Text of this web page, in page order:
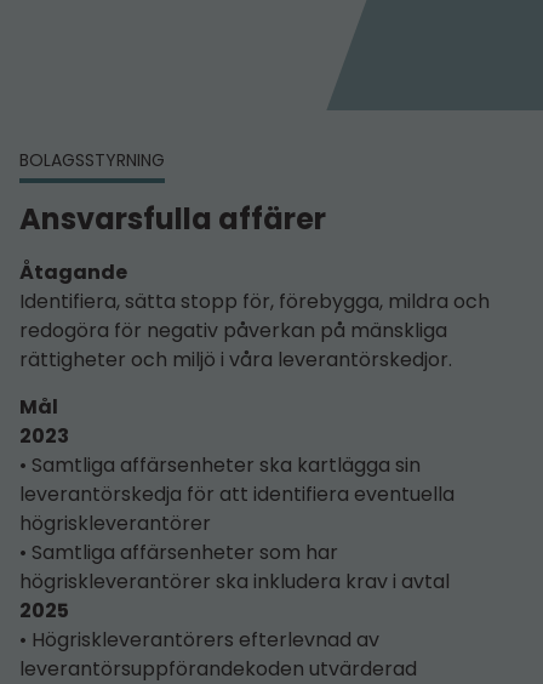
BOLAGSSTYRNING
Ansvarsfulla affärer
Åtagande
Identifiera, sätta stopp för, förebygga, mildra och
redo­göra för negativ påverkan på mänskliga
rättigheter och miljö i våra leverantörskedjor.
Mål
2023
• Samtliga affärsenheter ska kartlägga sin
leverantörskedja för att identifiera eventuella
högriskleverantörer
• Samtliga affärsenheter som har
högriskleverantörer ska inkludera krav i avtal
2025
• Högriskleverantörers efterlevnad av
leverantörsuppförandekoden utvärderad